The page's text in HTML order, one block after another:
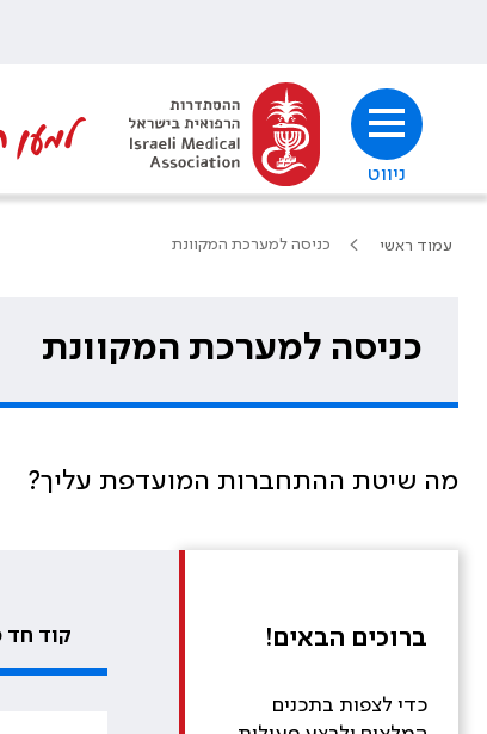
ניווט
למען
עמוד ראשי כניסה למערכת המקוונת
כניסה למערכת המקוונת
מה שיטת ההתחברות המועדפת עליך?
ברוכים הבאים!
כדי לצפות בתכנים
קוד חד